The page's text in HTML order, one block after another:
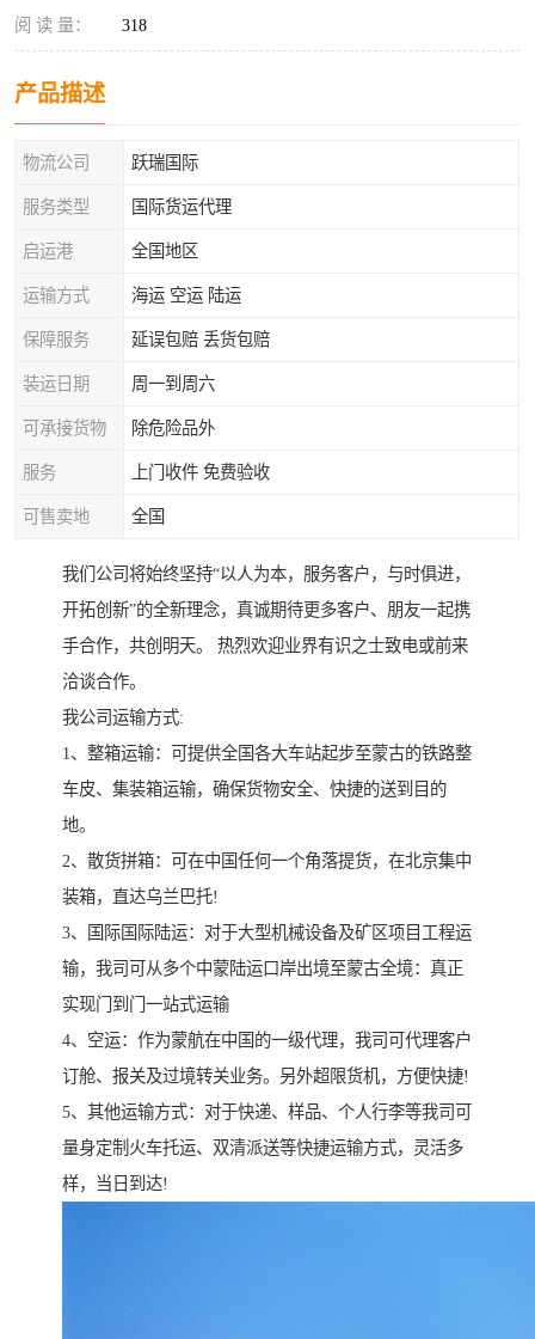
阅 读 量： 318
产品描述
物流公司 跃瑞国际
服务类型 国际货运代理
启运港 全国地区
运输方式 海运 空运 陆运
保障服务 延误包赔 丢货包赔
装运日期 周一到周六
可承接货物 除危险品外
服务 上门收件 免费验收
可售卖地 全国
我们公司将始终坚持“以人为本，服务客户，与时俱进，
开拓创新”的全新理念，真诚期待更多客户、朋友一起携
手合作，共创明天。 热烈欢迎业界有识之士致电或前来
洽谈合作。
我公司运输方式:
1、整箱运输：可提供全国各大车站起步至蒙古的铁路整
车皮、集装箱运输，确保货物安全、快捷的送到目的
地。
2、散货拼箱：可在中国任何一个角落提货，在北京集中
装箱，直达乌兰巴托!
3、国际国际陆运：对于大型机械设备及矿区项目工程运
输，我司可从多个中蒙陆运口岸出境至蒙古全境：真正
实现门到门一站式运输
4、空运：作为蒙航在中国的一级代理，我司可代理客户
订舱、报关及过境转关业务。另外超限货机，方便快捷!
5、其他运输方式：对于快递、样品、个人行李等我司可
量身定制火车托运、双清派送等快捷运输方式，灵活多
样，当日到达!